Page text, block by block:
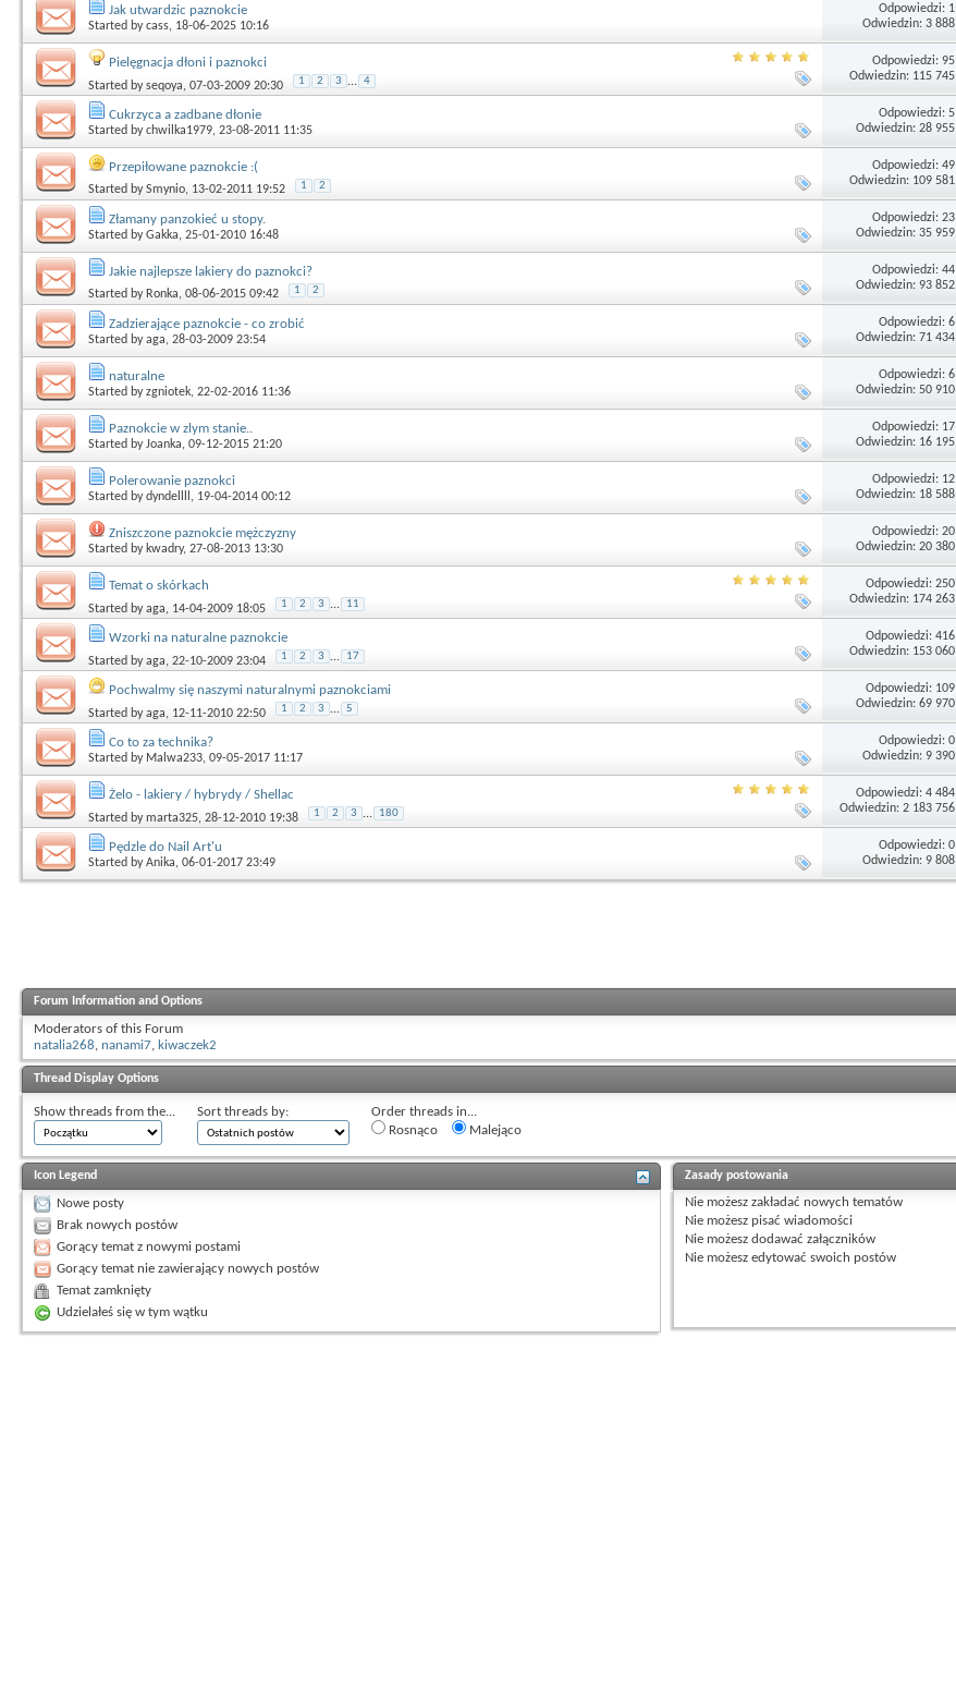
Jak utwardzic paznokcie
Started bycass, 18-06-2025 10:16
Odpowiedzi: 1
Odwiedzin: 3 888
Pielęgnacja dłoni i paznokci
Started byseqoya, 07-03-2009 20:30 1 2 3 ... 4
Odpowiedzi: 95
Odwiedzin: 115 745
Cukrzyca a zadbane dłonie
Started bychwilka1979, 23-08-2011 11:35
Odpowiedzi: 5
Odwiedzin: 28 955
Przepiłowane paznokcie :(
Started bySmynio, 13-02-2011 19:52 1 2
Odpowiedzi: 49
Odwiedzin: 109 581
Złamany panzokieć u stopy.
Started byGakka, 25-01-2010 16:48
Odpowiedzi: 23
Odwiedzin: 35 959
Jakie najlepsze lakiery do paznokci?
Started by Ronka, 08-06-2015 09:42 1 2
Odpowiedzi: 44
Odwiedzin: 93 852
Zadzierające paznokcie - co zrobić
Started byaga, 28-03-2009 23:54
Odpowiedzi: 6
Odwiedzin: 71 434
naturalne
Started byzgniotek, 22-02-2016 11:36
Odpowiedzi: 6
Odwiedzin: 50 910
Paznokcie w zlym stanie..
Started byJoanka, 09-12-2015 21:20
Odpowiedzi: 17
Odwiedzin: 16 195
Polerowanie paznokci
Started bydyndellll , 19-04-2014 00:12
Odpowiedzi: 12
Odwiedzin: 18 588
Zniszczone paznokcie mężczyzny
Started by kwadry, 27-08-2013 13:30
Odpowiedzi: 20
Odwiedzin: 20 380
Temat o skórkach
Started byaga, 14-04-2009 18:05 1 2 3 ... 11
Odpowiedzi: 250
Odwiedzin: 174 263
Wzorki na naturalne paznokcie
Started byaga, 22-10-2009 23:04 1 2 3 ... 17
Odpowiedzi: 416
Odwiedzin: 153 060
Pochwalmy się naszymi naturalnymi paznokciami
Started byaga, 12-11-2010 22:50 1 2 3 ... 5
Odpowiedzi: 109
Odwiedzin: 69 970
Co to za technika?
Started by Malwa233, 09-05-2017 11:17
Odpowiedzi: 0
Odwiedzin: 9 390
Żelo - lakiery / hybrydy / Shellac
Started bymarta325, 28-12-2010 19:38 1 2 3 ... 180
Odpowiedzi: 4 484
Odwiedzin: 2 183 756
Pędzle do Nail Art'u
Started byAnika, 06-01-2017 23:49
Odpowiedzi: 0
Odwiedzin: 9 808
Forum Information and Options
Moderators of this Forum
natalia268, nanami7, kiwaczek2
Thread Display Options
Show threads from the... Sort threads by:
Order threads in...
Rosnąco
Malejąco
Icon Legend
Nowe posty
Brak nowych postów
Gorący temat z nowymi postami
Gorący temat nie zawierający nowych postów
Temat zamknięty
Udzielałeś się w tym wątku
Zasady postowania
Nie możeszzakładać nowych tematów
Nie możeszpisać wiadomości
Nie możeszdodawać załączników
Nie możeszedytować swoich postów